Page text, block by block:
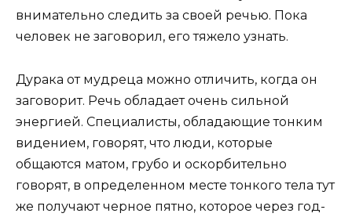
внимательно следить за своей речью. Пока
человек не заговорил, его тяжело узнать.
Дурака от мудреца можно отличить, когда он
заговорит. Речь обладает очень сильной
энергией. Специалисты, обладающие тонким
видением, говорят, что люди, которые
общаются матом, грубо и оскорбительно
говорят, в определенном месте тонкого тела тут
же получают черное пятно, которое через год-